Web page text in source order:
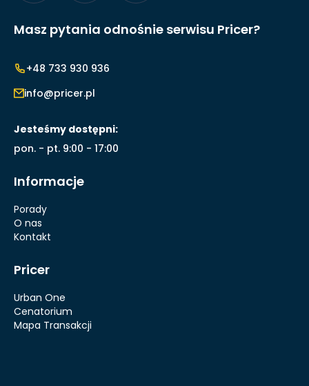
Masz pytania odnośnie serwisu Pricer?
+48 733 930 936
info@pricer.pl
Jesteśmy dostępni:
pon. - pt. 9:00 - 17:00
Informacje
Porady
O nas
Kontakt
Pricer
Urban One
Cenatorium
Mapa Transakcji